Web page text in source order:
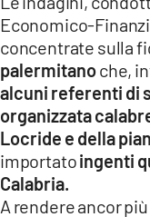
ANDROID
APPLE
Economico-
concentrate sulla
palermitanoche,
alcuni referenti di
organizzata
Locride e della
importatoingenti
Calabria.
A rendere ancor